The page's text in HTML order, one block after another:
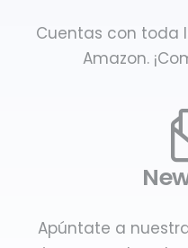
Cuentas con toda
Amazon.
Apúntate a